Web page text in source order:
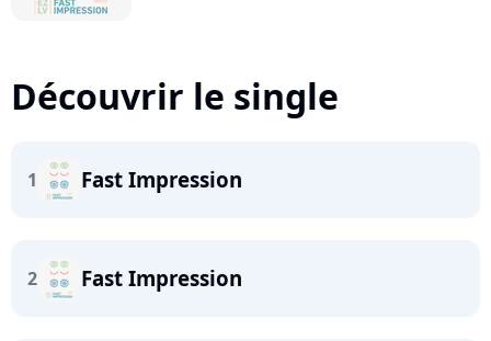
Découvrir le single
1 Fast Impression
2 Fast Impression